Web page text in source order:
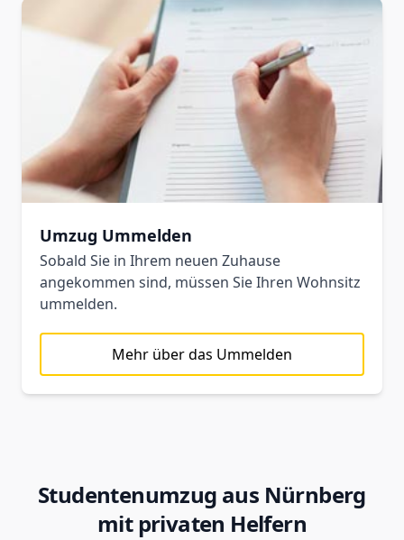
Umzug Ummelden
Sobald Sie in Ihrem neuen Zuhause
angekommen sind, müssen Sie Ihren Wohnsitz
ummelden.
Mehr über das Ummelden
Studentenumzug aus Nürnberg
mit privaten Helfern